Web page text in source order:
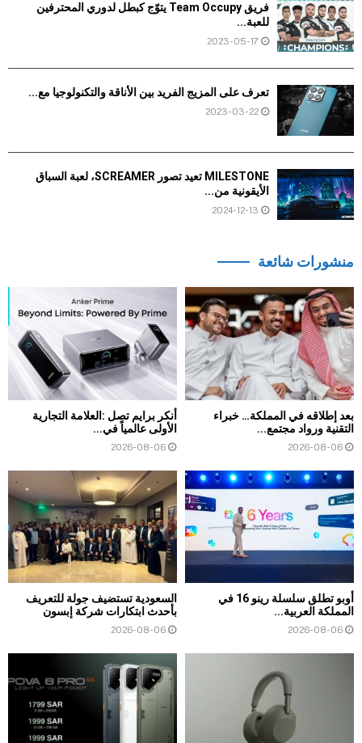
فريق Team Occupy يتوّج كبطل لدوري المحترفين
للعبة...
2023-05-17
تعرف على المزيج الفريد بين الأناقة والتكنولوجيا مع...
2023-03-22
MILESTONE تعيد تصور SCREAMER، لعبة السباق
الأيقونية من...
2024-12-13
منشورات شائعة
بعد إطلاقه في المملكة… خبراء
التقنية ورواد مجتمع...
2026-08-06
أنكر برايم تصل :العلامة التجارية
الأولى عالمياً في...
2026-08-06
أوبو تطلق سلسلة رينو 16 في
المملكة العربية...
2026-08-06
السعودية تستضيف جولة للتعريف
بأحدث ابتكارات شركة إبسون
2026-08-06